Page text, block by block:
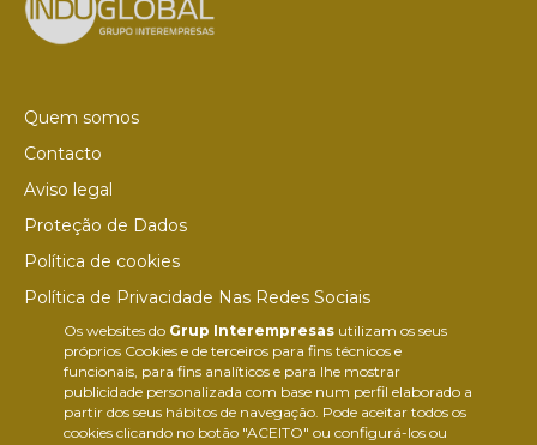
Os websites do Grup Interempresasutilizam os seus
próprios Cookies e de terceiros para fins técnicos e
funcionais, para fins analíticos e para lhe mostrar
publicidade personalizada com base num perfil elaborado a
partir dos seus hábitos de navegação. Pode aceitar todos os
cookies clicando no botão "ACEITO" ou configurá-los ou
Quem somos
Contacto
Aviso legal
Proteção de Dados
Política de cookies
Política de Privacidade Nas Redes Sociais
Canal de denúncias
Colaborações editoriais